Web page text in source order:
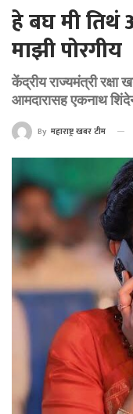
हे बघ मी तिथं
माझी पोरगीय
केंद्रीय राज्यमंत्री रक्षा
आमदारासह एकनाथ
By महाराष्ट्र खबर टीम